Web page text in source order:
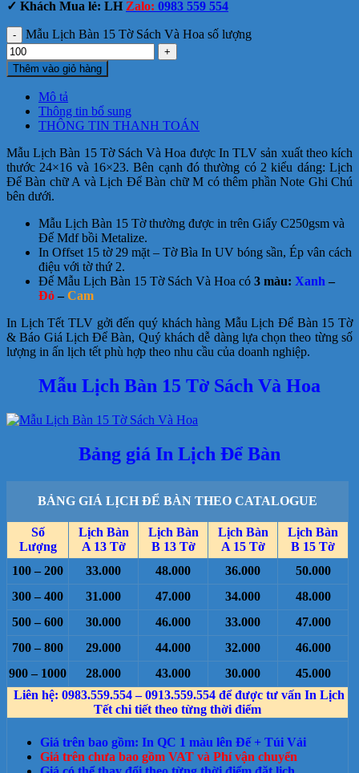
✓ Khách Mua lẻ: LH Zalo: 0983 559 554
Mẫu Lịch Bàn 15 Tờ Sách Và Hoa số lượng
Thêm vào giỏ hàng
Mô tả
Thông tin bổ sung
THÔNG TIN THANH TOÁN
Mẫu Lịch Bàn 15 Tờ Sách Và Hoa được In TLV sản xuất theo kích
thước 24×16 và 16×23. Bên cạnh đó thường có 2 kiểu dáng: Lịch
Để Bàn chữ A và Lịch Để Bàn chữ M có thêm phần Note Ghi Chú
bên dưới.
Mẫu Lịch Bàn 15 Tờ thường được in trên Giấy C250gsm và
Đế Mdf bồi Metalize.
In Offset 15 tờ 29 mặt – Tờ Bìa In UV bóng sần, Ép vân cách
điệu với tờ thứ 2.
Đế Mẫu Lịch Bàn 15 Tờ Sách Và Hoa có 3 màu: Xanh –
Đỏ – Cam
In Lịch Tết TLV gởi đến quý khách hàng Mẫu Lịch Để Bàn 15 Tờ
& Báo Giá Lịch Để Bàn, Quý khách dễ dàng lựa chọn theo từng số
lượng in ấn lịch tết phù hợp theo nhu cầu của doanh nghiệp.
Mẫu Lịch Bàn 15 Tờ Sách Và Hoa
Bảng giá In Lịch Để Bàn
BẢNG GIÁ LỊCH ĐỂ BÀN THEO CATALOGUE
Số
Lượng
Lịch Bàn
A 13 Tờ
Lịch Bàn
B 13 Tờ
Lịch Bàn
A 15 Tờ
Lịch Bàn
B 15 Tờ
100 – 200
33.000 48.000 36.000
50.000
300 – 400
31.000 47.000 34.000
48.000
500 – 600
30.000 46.000 33.000
47.000
700 – 800
29.000 44.000 32.000
46.000
900 – 1000
28.000 43.000 30.000
45.000
Liên hệ: 0983.559.554 – 0913.559.554 để được tư vấn In Lịch
Tết chi tiết theo từng thời điểm
Giá trên bao gồm: In QC 1 màu lên Đế + Túi Vải
Giá trên chưa bao gồm VAT và Phí vận chuyển